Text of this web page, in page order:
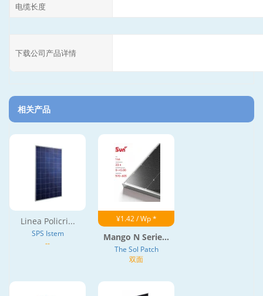
电缆长度
下载公司产品详情
相关产品
Linea Policri...
SPS Istem
--
¥1.42 / Wp *
Mango N Serie...
The Sol Patch
双面